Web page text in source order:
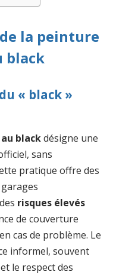
la peinture
black
« black »
blackdésigne une
sans
pratique offre des
risques élevés
de couverture
cas de problème. Le
informel, souvent
le respect des